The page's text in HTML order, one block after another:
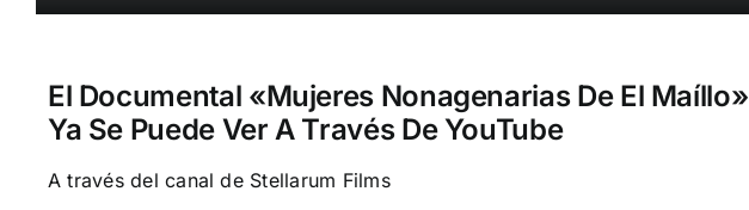
El Documental «Mujeres Nonagenarias De El Maíllo»
Ya Se Puede Ver A Través De YouTube
A través del canal de Stellarum Films